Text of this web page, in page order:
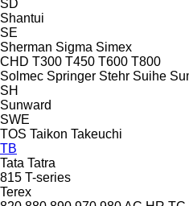
SD
Shantui
SE
Sherman Sigma Simex
CHD T300 T450 T600 T800
Solmec Springer Stehr Suihe
SH
Sunward
SWE
TOS Taikon Takeuchi
TB
Tata Tatra
815 T-series
Terex